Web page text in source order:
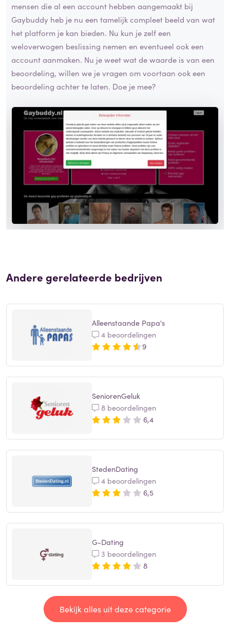
mensen die al een account hebben aangemaakt bij
Gaybuddy heb je nu een tamelijk compleet beeld van wat
het platform je kan bieden. Nu kun je zelf een
weloverwogen beslissing nemen en eventueel ook een
account aanmaken. Nu je weet wat de waarde is van een
beoordeling, willen we je vragen om voortaan ook een
beoordeling achter te laten. Doe je mee?
Andere gerelateerde bedrijven
Alleenstaande Papa's
4 beoordelingen
9
SeniorenGeluk
8 beoordelingen
6,4
StedenDating
4 beoordelingen
6,5
G-Dating
3 beoordelingen
8
Bekijk alles uit deze categorie